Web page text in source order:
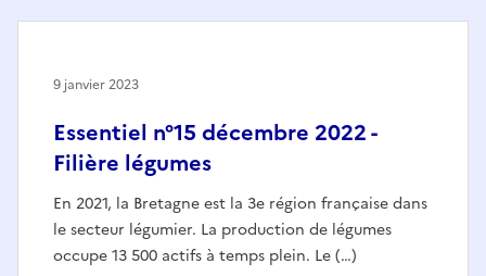
Essentiel n°15 décembre 2022 -
Filière légumes
En 2021, la Bretagne est la 3e région française dans
le secteur légumier. La production de légumes
occupe 13 500 actifs à temps plein. Le (…)
9 janvier 2023